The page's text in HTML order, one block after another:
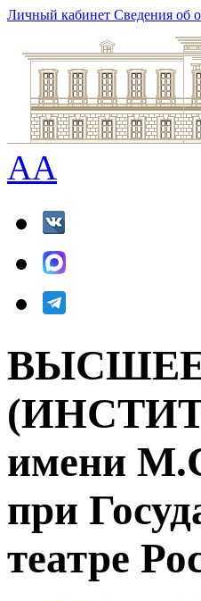
Личный кабинет Сведения об
AA
имени
при
театре